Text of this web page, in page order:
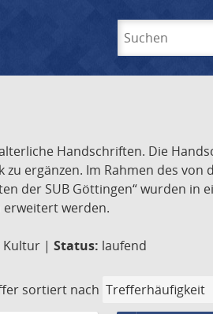
Handschriften. Die
ergänzen. Im Rahmen des von
der SUB Göttingen“ wurden in
werden.
Kultur | Status: laufend
sortiert nach